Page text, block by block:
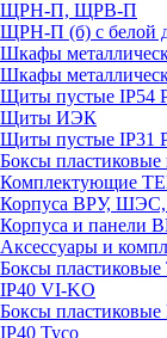
ЩРН-П, ЩРВ-П
ЩРН-П (б) с белой
Шкафы
Шкафы
Щиты пустые IP54
Щиты ИЭК
Щиты пустые IP31
Боксы пластиковые
Комплектующие
Корпуса ВРУ,
Корпуса и панели
Аксессуары и
Боксы пластиковые
IP40 VI-KO
Боксы
IP40 Тусо